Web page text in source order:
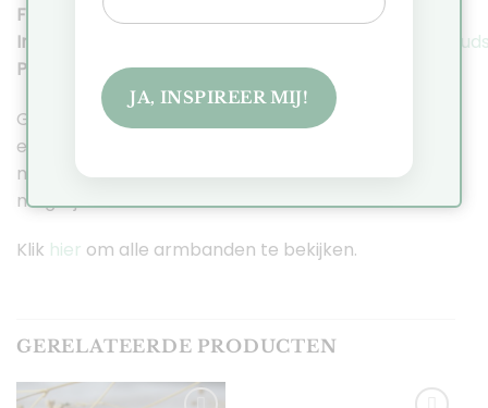
Facebook:https://www.facebook.com/cobaja.nl
Instagram:
https://www.instagram.com/
Pinterest
https://nl.pinterest.com/JennyCobaja/
Gaat het om een cadeau of heb je het sieraad voor
een bepaalde datum nodig? Stuur dan even een
mailtje zodat je naar de levertijden en
mogelijkheden kan informeren.
Klik hier om alle armbanden te bekijken.
GERELATEERDE PRODUCTEN
JA, INSPIREER MIJ!